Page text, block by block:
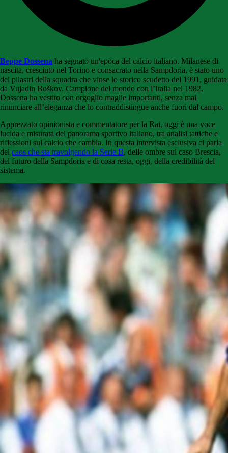
Beppe Dossena ha segnato un'epoca del calcio italiano. Milanese di
nascita, cresciuto nel Torino e consacrato nella Sampdoria, è stato uno
dei pilastri della squadra che vinse lo storico scudetto del 1991, guidata
da Vujadin Boškov. Campione del mondo con l’Italia nel 1982,
Dossena ha vestito con orgoglio maglie importanti, senza mai
rinunciare all’eleganza che lo contraddistingue anche fuori dal campo.
Apprezzato opinionista e commentatore per la Rai, oggi è una voce
lucida e misurata del panorama sportivo italiano, tra analisi tattiche e
riflessioni sul calcio che cambia. In questa intervista esclusiva ci parla
del caos che sta travolgendo la Serie B, delle ombre sul caso Brescia,
del futuro della Sampdoria e di cosa resta, oggi, della credibilità del
sistema.